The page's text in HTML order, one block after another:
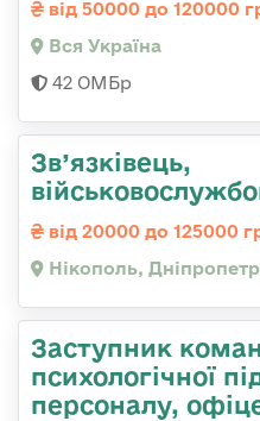
від 50000 до 120000
Вся Україна
42 ОМБр
Зв’язківець,
від 20000 до 125000
Нікополь,
Заступник
психологічної
персоналу,